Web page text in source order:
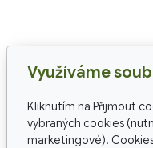
Využíváme
Kliknutím na Přijmout
vybraných cookies
marketingové).